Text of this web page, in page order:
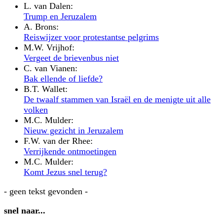
L. van Dalen:
Trump en Jeruzalem
A. Brons:
Reiswijzer voor protestantse pelgrims
M.W. Vrijhof:
Vergeet de brievenbus niet
C. van Vianen:
Bak ellende of liefde?
B.T. Wallet:
De twaalf stammen van Israël en de menigte uit alle
volken
M.C. Mulder:
Nieuw gezicht in Jeruzalem
F.W. van der Rhee:
Verrijkende ontmoetingen
M.C. Mulder:
Komt Jezus snel terug?
- geen tekst gevonden -
snel naar...